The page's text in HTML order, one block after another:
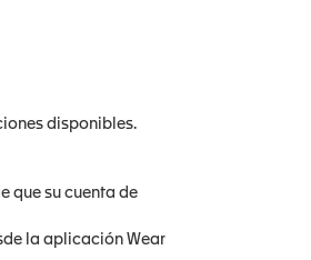
disponibles.
que su cuenta de
la aplicación Wear